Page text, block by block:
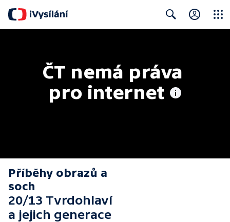
ČT nemá práva
pro internet
Příběhy obrazů a
soch
20/13 Tvrdohlaví
a jejich generace